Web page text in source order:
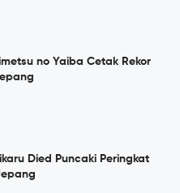
no Yaiba Cetak Rekor
Died Puncaki Peringkat